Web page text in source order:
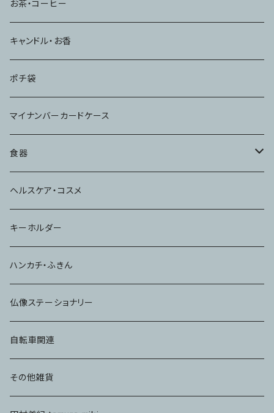
お茶・コーヒー
キャンドル・お香
ポチ袋
マイナンバーカードケース
食器
コップ
ヘルスケア・コスメ
キーホルダー
ハンカチ・ふきん
仏像ステーショナリー
自転車関連
その他雑貨